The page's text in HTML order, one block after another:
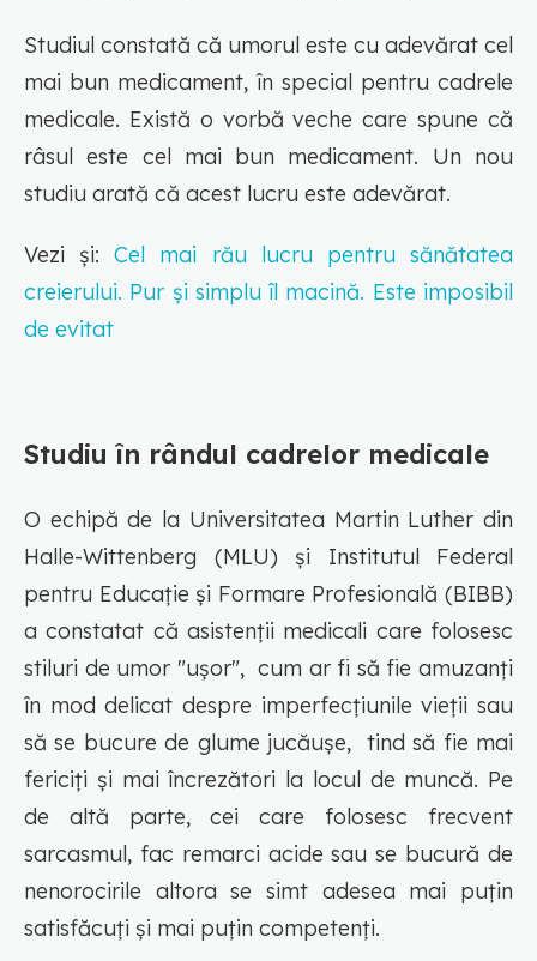
Studiul constată că umorul este cu adevărat cel
mai bun medicament, în special pentru cadrele
medicale. Există o vorbă veche care spune că
râsul este cel mai bun medicament. Un nou
studiu arată că acest lucru este adevărat.
Vezi și:Cel mai rău lucru pentru sănătatea
creierului. Pur și simplu îl macină. Este imposibil
de evitat
Studiu în rândul cadrelor medicale
O echipă de la Universitatea Martin Luther din
Halle-Wittenberg (MLU) și Institutul Federal
pentru Educație și Formare Profesională (BIBB)
a constatat că asistenții medicali care folosesc
stiluri de umor "ușor", cum ar fi să fie amuzanți
în mod delicat despre imperfecțiunile vieții sau
să se bucure de glume jucăușe, tind să fie mai
fericiți și mai încrezători la locul de muncă. Pe
de altă parte, cei care folosesc frecvent
sarcasmul, fac remarci acide sau se bucură de
nenorocirile altora se simt adesea mai puțin
satisfăcuți și mai puțin competenți.